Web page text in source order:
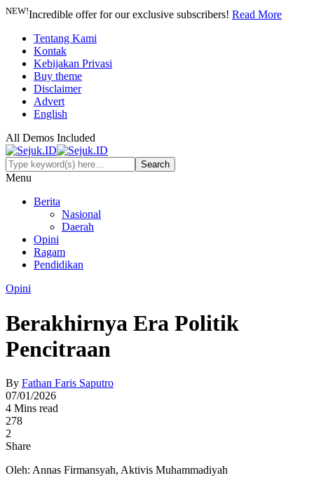
NEW!Incredible offer for our exclusive subscribers! Read More
Tentang Kami
Kontak
Kebijakan Privasi
Buy theme
Disclaimer
Advert
English
All Demos Included
Menu
Berita
Nasional
Daerah
Opini
Ragam
Pendidikan
Opini
Berakhirnya Era Politik
Pencitraan
By Fathan Faris Saputro
07/01/2026
4 Mins read
278
2
Share
Oleh: Annas Firmansyah, Aktivis Muhammadiyah